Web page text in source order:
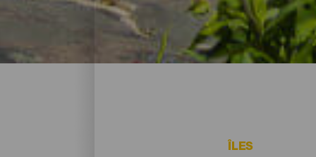
d’hébergement à El Hierro s’adapte
hôtels parfaits pour vivre d’amour et de
dans des paysages spectaculaires, il y
ÎLES